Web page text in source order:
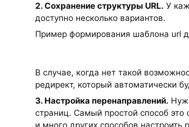
2. Сохранение структуры URL. У
доступно несколько вариантов.
Пример формирования шаблона url
В случае, когда нет такой
редирект, который автоматически
3. Настройка перенаправлений.
страниц. Самый простой способ это
и много других способов настроить